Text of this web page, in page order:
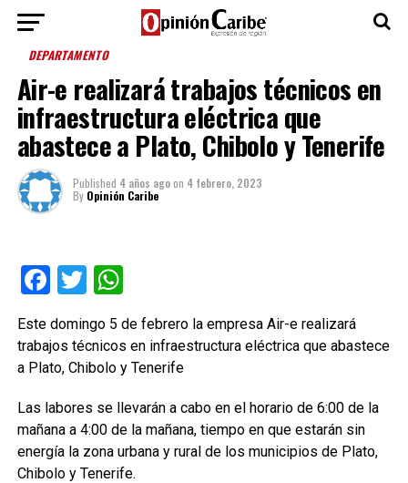
DEPARTAMENTO
Air-e realizará trabajos técnicos en
infraestructura eléctrica que
abastece a Plato, Chibolo y Tenerife
Published 4 años agoon 4 febrero, 2023
By Opinión Caribe
Facebook
TwitterWhatsApp
Este domingo 5 de febrero la empresa Air-e realizará
trabajos técnicos en infraestructura eléctrica que abastece
a Plato, Chibolo y Tenerife
Las labores se llevarán a cabo en el horario de 6:00 de la
mañana a 4:00 de la mañana, tiempo en que estarán sin
energía la zona urbana y rural de los municipios de Plato,
Chibolo y Tenerife.